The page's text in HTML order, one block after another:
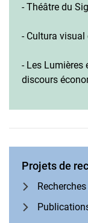
- Théâtre du
- Cultura
- Les Lumières
discours
Projets de